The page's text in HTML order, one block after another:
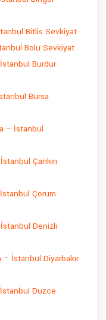
Bitlis Sevkiyat
Bolu Sevkiyat
Burdur
Bursa
– İstanbul
Çankırı
Çorum
Denizli
– İstanbul Diyarbakır
Düzce